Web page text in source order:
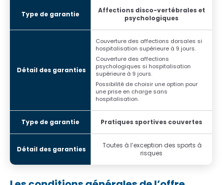
Affections disco-vertébrales et
psychologiques
Couverture des affections dorsales si
hospitalisation supérieure à 9 jours.
Couverture des affections
psychologiques si hospitalisation
supérieure à 9 jours.
Possibilité de choisir une option pour
une prise en charge sans
hospitalisation.
Pratiques sportives couvertes
Toutes à l’exception des sports à
risques